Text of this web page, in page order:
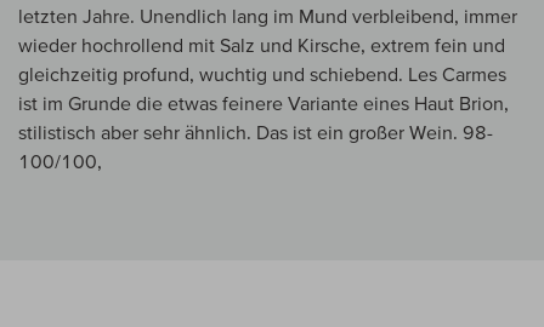
letzten Jahre. Unendlich lang im Mund verbleibend, immer
wieder hochrollend mit Salz und Kirsche, extrem fein und
gleichzeitig profund, wuchtig und schiebend. Les Carmes
ist im Grunde die etwas feinere Variante eines Haut Brion,
stilistisch aber sehr ähnlich. Das ist ein großer Wein. 98-
100/100,